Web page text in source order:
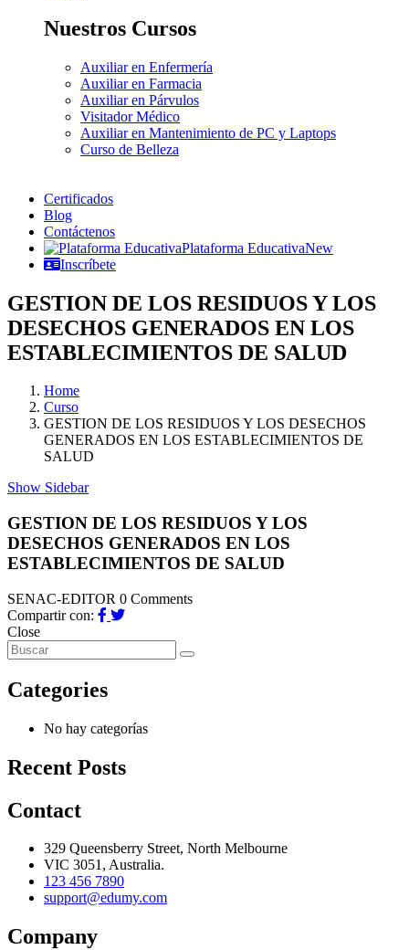
Nuestros Cursos
Auxiliar en Enfermería
Auxiliar en Farmacia
Auxiliar en Párvulos
Visitador Médico
Auxiliar en Mantenimiento de PC y Laptops
Curso de Belleza
Certificados
Blog
Contáctenos
Plataforma EducativaNew
Inscríbete
GESTION DE LOS RESIDUOS Y LOS
DESECHOS GENERADOS EN LOS
ESTABLECIMIENTOS DE SALUD
Home
Curso
GESTION DE LOS RESIDUOS Y LOS DESECHOS
GENERADOS EN LOS ESTABLECIMIENTOS DE
SALUD
Show Sidebar
GESTION DE LOS RESIDUOS Y LOS
DESECHOS GENERADOS EN LOS
ESTABLECIMIENTOS DE SALUD
SENAC-EDITOR 0 Comments
Compartir con:
Close
Categories
No hay categorías
Recent Posts
Contact
329 Queensberry Street, North Melbourne
VIC 3051, Australia.
123 456 7890
support@edumy.com
Company